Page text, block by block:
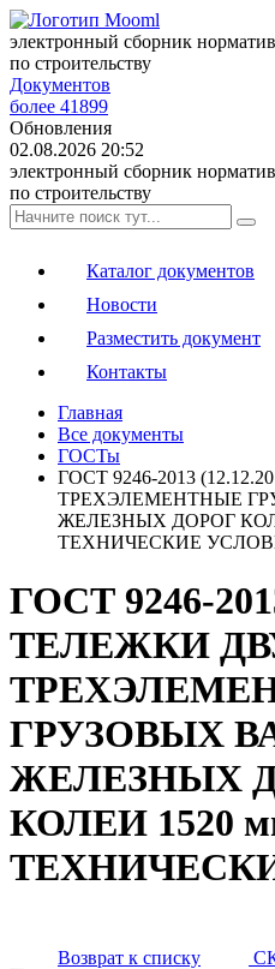
электронный сборник
по строительству
Документов
более 41899
Обновления
02.08.2026 20:52
электронный сборник
по строительству
Каталог документов
Новости
Разместить документ
Контакты
Главная
Все документы
ГОСТы
ГОСТ 9246-2013
ТРЕХЭЛЕМЕНТНЫЕ
ЖЕЛЕЗНЫХ ДОРОГ
ТЕХНИЧЕСКИЕ
ГОСТ 9246-
ТЕЛЕЖКИ
ГРУЗОВЫХ
ЖЕЛЕЗНЫХ
КОЛЕИ 1520
Возврат к списку